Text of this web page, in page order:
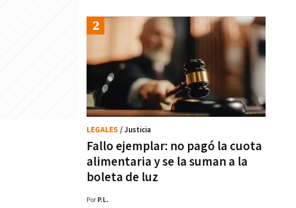
Fallo ejemplar: no pagó la cuota
alimentaria y se la suman a la
boleta de luz
LEGALES / Justicia
Por P.L.